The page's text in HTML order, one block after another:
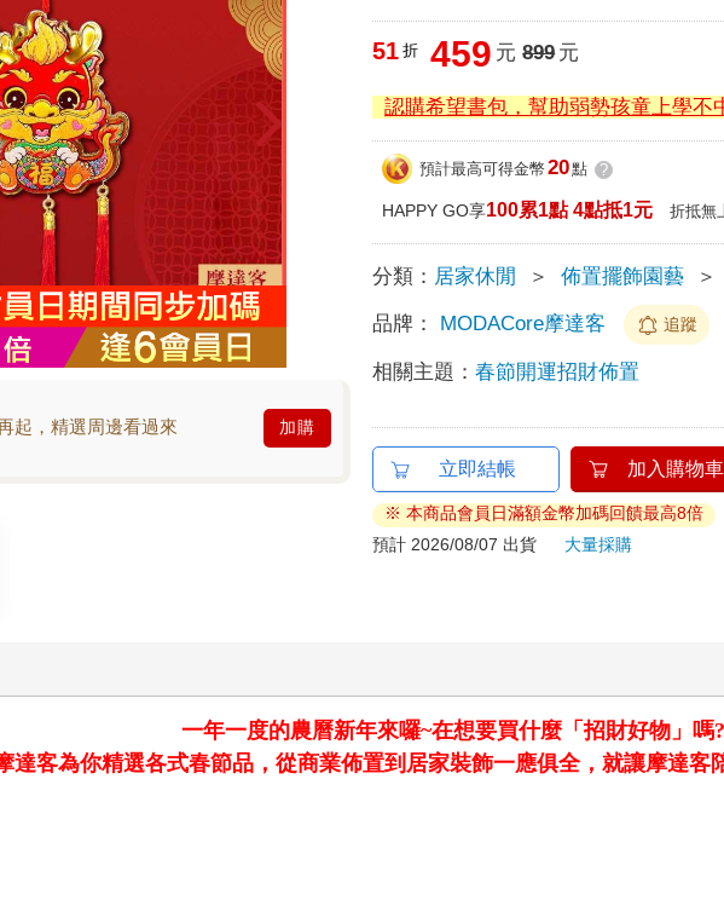
起，精選周邊看過來 加購
51 折 459 元 899元
認購希望書包，幫助弱勢孩童上學不
預計最高可得金幣 20點 ?
HAPPY GO享100累1點 4點抵1元 折抵無
分類： 居家休閒 ＞ 佈置擺飾園藝 ＞
品牌： MODACore摩達客 追蹤
相關主題：春節開運招財佈置
立即結帳 加入購物車
※ 本商品會員日滿額金幣加碼回饋最高8倍
預計 2026/08/07 出貨
大量採購
一年一度的農曆新年來囉~在想要買什麼「招財好物」嗎?
達客為你精選各式春節品，從商業佈置到居家裝飾一應俱全，就讓摩達客